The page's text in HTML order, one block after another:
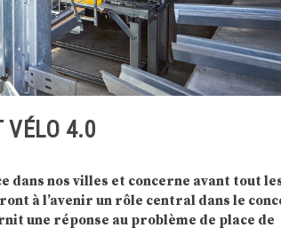
VÉLO 4.0
dans nos villes et concerne avant tout
à l’avenir un rôle central dans le
une réponse au problème de place de